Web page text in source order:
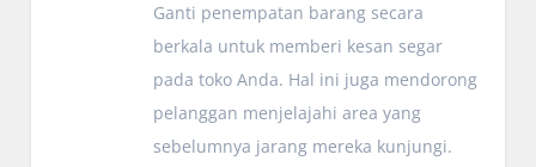
Ganti penempatan barang secara
berkala untuk memberi kesan segar
pada toko Anda. Hal ini juga mendorong
pelanggan menjelajahi area yang
sebelumnya jarang mereka kunjungi.